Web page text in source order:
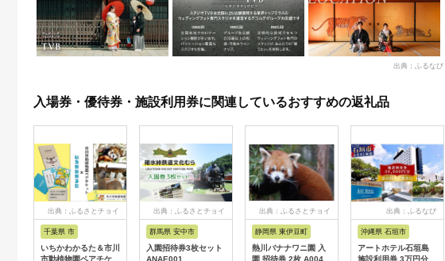
出典：ふるなび
入場券・優待券・施設利用券に関連しているおすすめの返礼品
出典：ふるさとチョイ
千葉県 市
いちかわかるた＆市川
市動植物園ペアチケッ
出典：ふるさとチョイ
群馬県 安中市
入園招待券3枚セット
ANAE001
出典：ふるさとチョイ
静岡県 東伊豆町
熱川バナナワニ園 入
園 招待券 2枚 A004
出典：ふるなび
沖縄県 石垣市
アートホテル石垣島
施設利用券 3万円分